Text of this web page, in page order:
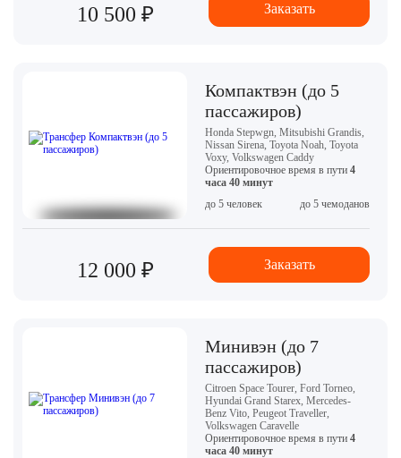
10 500 ₽ Заказать
Компактвэн (до 5
пассажиров)
Honda Stepwgn, Mitsubishi Grandis,
Nissan Sirena, Toyota Noah, Toyota
Voxy, Volkswagen Caddy
Ориентировочное время в пути 4
часа 40 минут
до 5 человек
до 5 чемоданов
12 000 ₽ Заказать
Минивэн (до 7
пассажиров)
Citroen Space Tourer, Ford Torneo,
Hyundai Grand Starex, Mercedes-
Benz Vito, Peugeot Traveller,
Volkswagen Caravelle
Ориентировочное время в пути 4
часа 40 минут